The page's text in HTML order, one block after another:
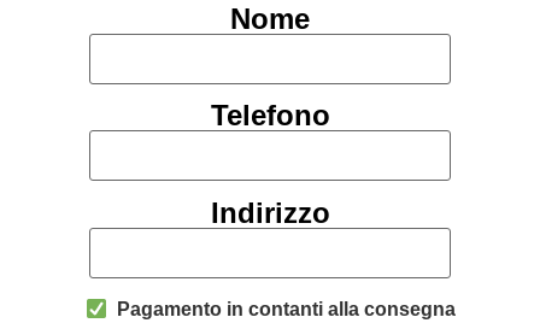
Nome
Telefono
Indirizzo
Pagamento in contanti alla consegna